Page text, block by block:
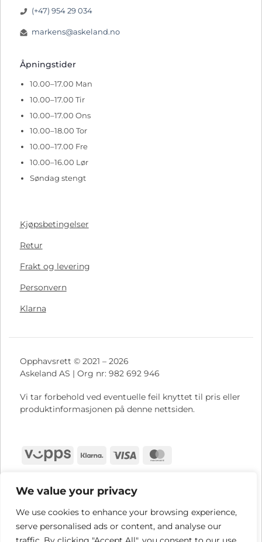
We value your privacy
We use cookies to enhance your browsing experience,
serve personalised ads or content, and analyse our
(+47) 954 29 034
markens@askeland.no
Åpningstider
10.00–17.00 Man
10.00–17.00 Tir
10.00–17.00 Ons
10.00–18.00 Tor
10.00–17.00 Fre
10.00–16.00 Lør
Søndag stengt
Kjøpsbetingelser
Retur
Frakt og levering
Personvern
Klarna
Opphavsrett © 2021 – 2026
Askeland AS | Org nr: 982 692 946
Vi tar forbehold ved eventuelle feil knyttet til pris eller
produktinformasjonen på denne nettsiden.
Vipps Klarna Visa